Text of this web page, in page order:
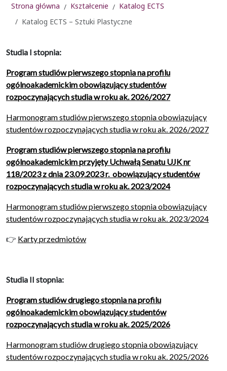
Strona główna Kształcenie
Katalog ECTS
Katalog ECTS – Sztuki Plastyczne
Studia I stopnia:
Program studiów pierwszego stopnia na profilu
ogólnoakademickim obowiązujący studentów
rozpoczynających studia w roku ak. 2026/2027
Harmonogram studiów pierwszego stopnia obowiązujący
studentów rozpoczynających studia w roku ak. 2026/2027
Program studiów pierwszego stopnia na profilu
ogólnoakademickim przyjęty Uchwałą Senatu UJK nr
118/2023 z dnia 23.09.2023 r. obowiązujący studentów
rozpoczynających studia w roku ak. 2023/2024
Harmonogram studiów pierwszego stopnia obowiązujący
studentów rozpoczynających studia w roku ak. 2023/2024
👉 Karty przedmiotów
Studia II stopnia:
Program studiów drugiego stopnia na profilu
ogólnoakademickim obowiązujący studentów
rozpoczynających studia w roku ak. 2025/2026
Harmonogram studiów drugiego stopnia obowiązujący
studentów rozpoczynających studia w roku ak. 2025/2026